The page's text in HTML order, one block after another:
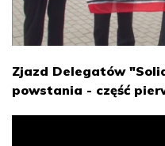
Zjazd Delegatów
powstania - część